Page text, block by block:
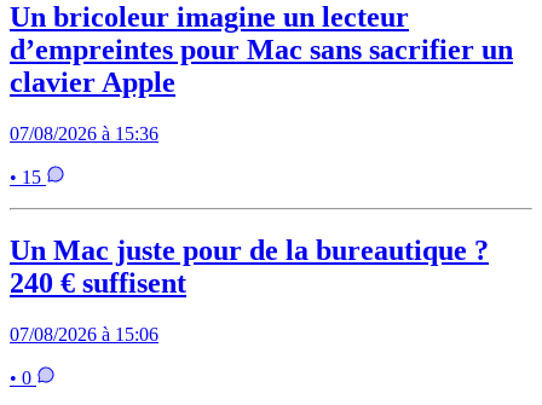
Un bricoleur imagine un lecteur
d’empreintes pour Mac sans sacrifier un
clavier Apple
07/08/2026 à 15:36
• 15
Un Mac juste pour de la bureautique ?
240 € suffisent
07/08/2026 à 15:06
• 0